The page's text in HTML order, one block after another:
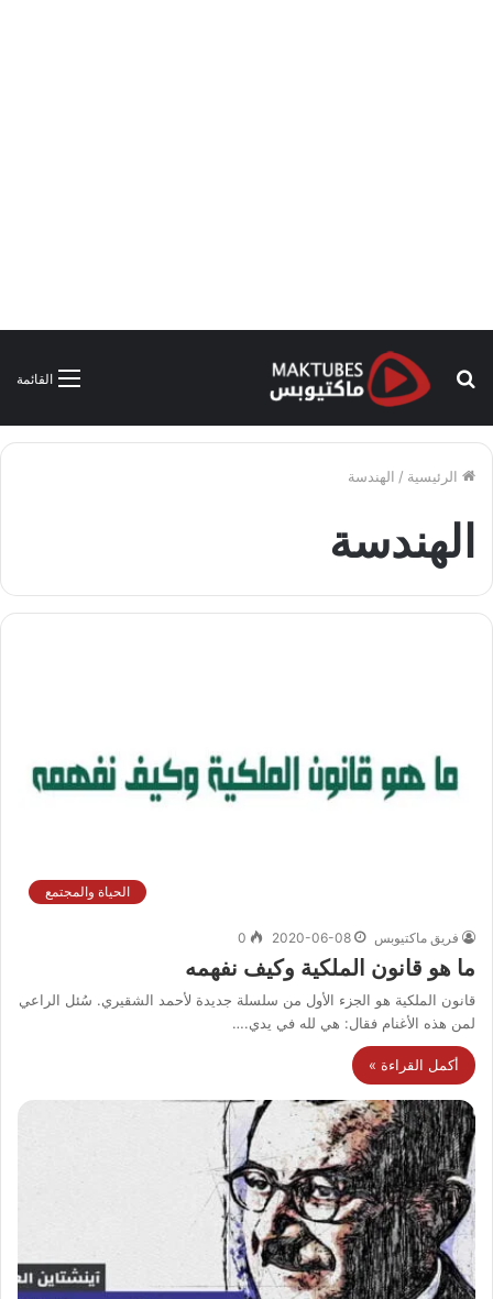
القائمة
بحث
الرئيسية / الهندسة
الهندسة
الحياة والمجتمع
فريق ماكتيوبس 2020-06-08
0
ما هو قانون الملكية وكيف نفهمه
قانون الملكية هو الجزء الأول من سلسلة جديدة لأحمد الشقيري. سُئل الراعي
لمن هذه الأغنام فقال: هي لله في يدي.…
أكمل القراءة »